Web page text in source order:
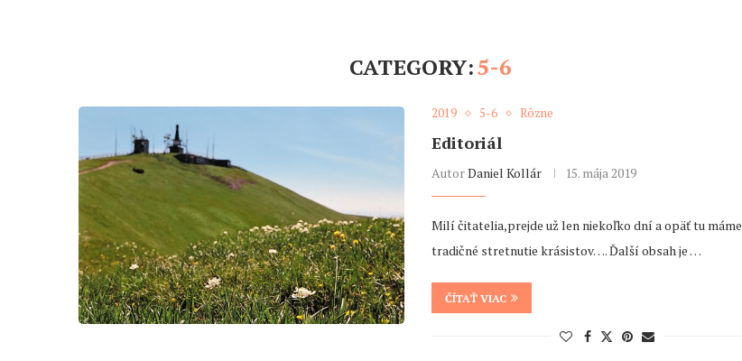
CATEGORY:5-6
2019 5-6 Rôzne
Editoriál
AutorDaniel Kollár 15. mája 2019
Milí čitatelia,prejde už len niekoľko dní a opäť tu máme
tradičné stretnutie krásistov…. Ďalší obsah je …
ČÍTAŤ VIAC